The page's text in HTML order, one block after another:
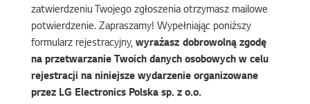
zatwierdzeniu Twojego zgłoszenia otrzymasz mailowe
potwierdzenie. Zapraszamy! Wypełniając poniższy
formularz rejestracyjny, wyrażasz dobrowolną zgodę
na przetwarzanie Twoich danych osobowych w celu
rejestracji na niniejsze wydarzenie organizowane
przez LG Electronics Polska sp. z o.o.